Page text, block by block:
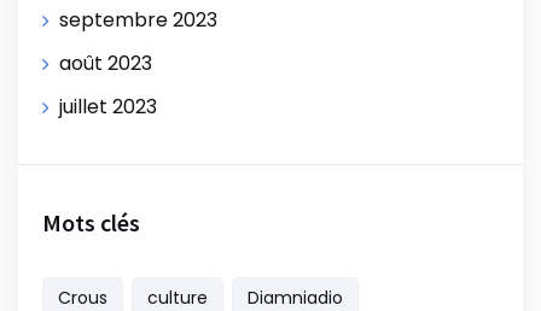
septembre 2023
août 2023
juillet 2023
Mots clés
Crous culture Diamniadio